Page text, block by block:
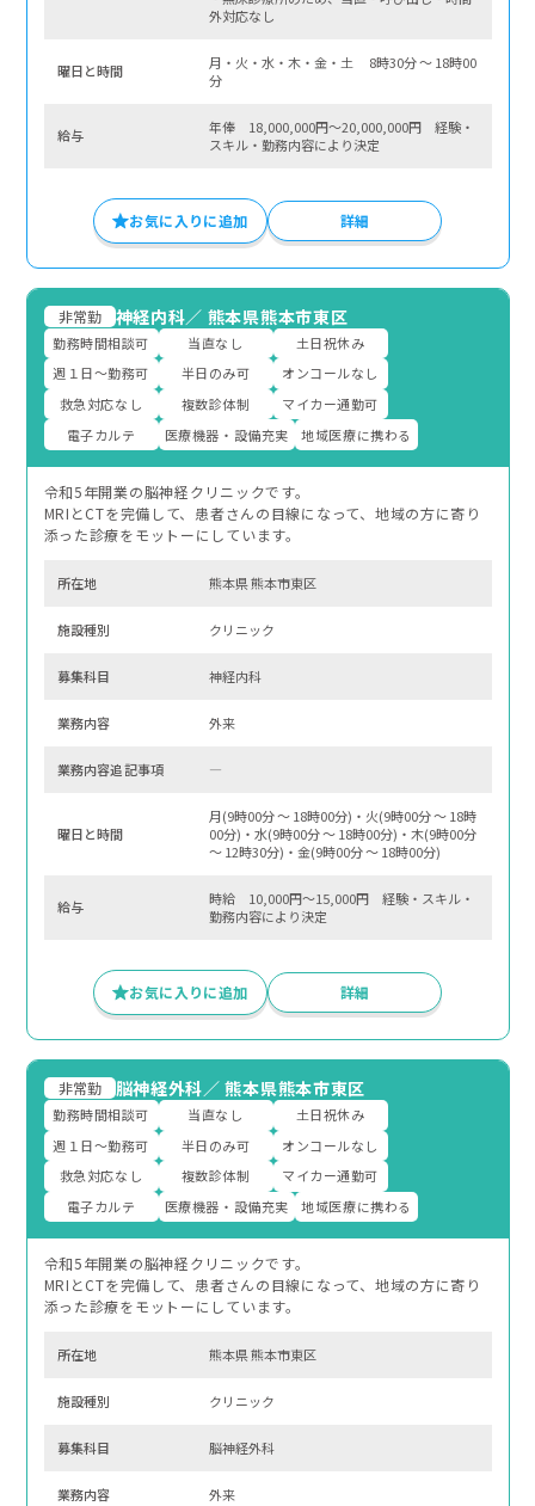
外対応なし
曜⽇と時間
月・火・水・木・金・土 8時30分 〜 18時00
分
給与
年俸 18,000,000円～20,000,000円 経験・
スキル・勤務内容により決定
お気に入りに追加 詳細
非常勤 神経内科／ 熊本県熊本市東区
勤務時間相談可 当直なし
土日祝休み
週１日～勤務可
半日のみ可
オンコールなし
救急対応なし
複数診体制
マイカー通勤可
電子カルテ
医療機器・設備充実 地域医療に携わる
令和5年開業の脳神経クリニックです。
MRIとCTを完備して、患者さんの目線になって、地域の方に寄り
添った診療をモットーにしています。
所在地 熊本県 熊本市東区
施設種別 クリニック
募集科⽬ 神経内科
業務内容 外来
業務内容追記事項 ―
曜⽇と時間
月(9時00分 〜 18時00分)・火(9時00分 〜 18時
00分)・水(9時00分 〜 18時00分)・木(9時00分
〜 12時30分)・金(9時00分 〜 18時00分)
給与
時給 10,000円～15,000円 経験・スキル・
勤務内容により決定
お気に入りに追加 詳細
非常勤 脳神経外科／熊本県熊本市東区
勤務時間相談可 当直なし
土日祝休み
週１日～勤務可
半日のみ可
オンコールなし
救急対応なし
複数診体制
マイカー通勤可
電子カルテ
医療機器・設備充実 地域医療に携わる
令和5年開業の脳神経クリニックです。
MRIとCTを完備して、患者さんの目線になって、地域の方に寄り
添った診療をモットーにしています。
所在地 熊本県 熊本市東区
施設種別 クリニック
募集科⽬ 脳神経外科
業務内容 外来